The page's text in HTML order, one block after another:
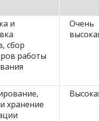
и
сбор
работы
Очень
хранение